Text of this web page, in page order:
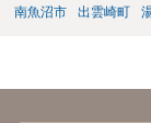
南魚沼市
出雲崎町